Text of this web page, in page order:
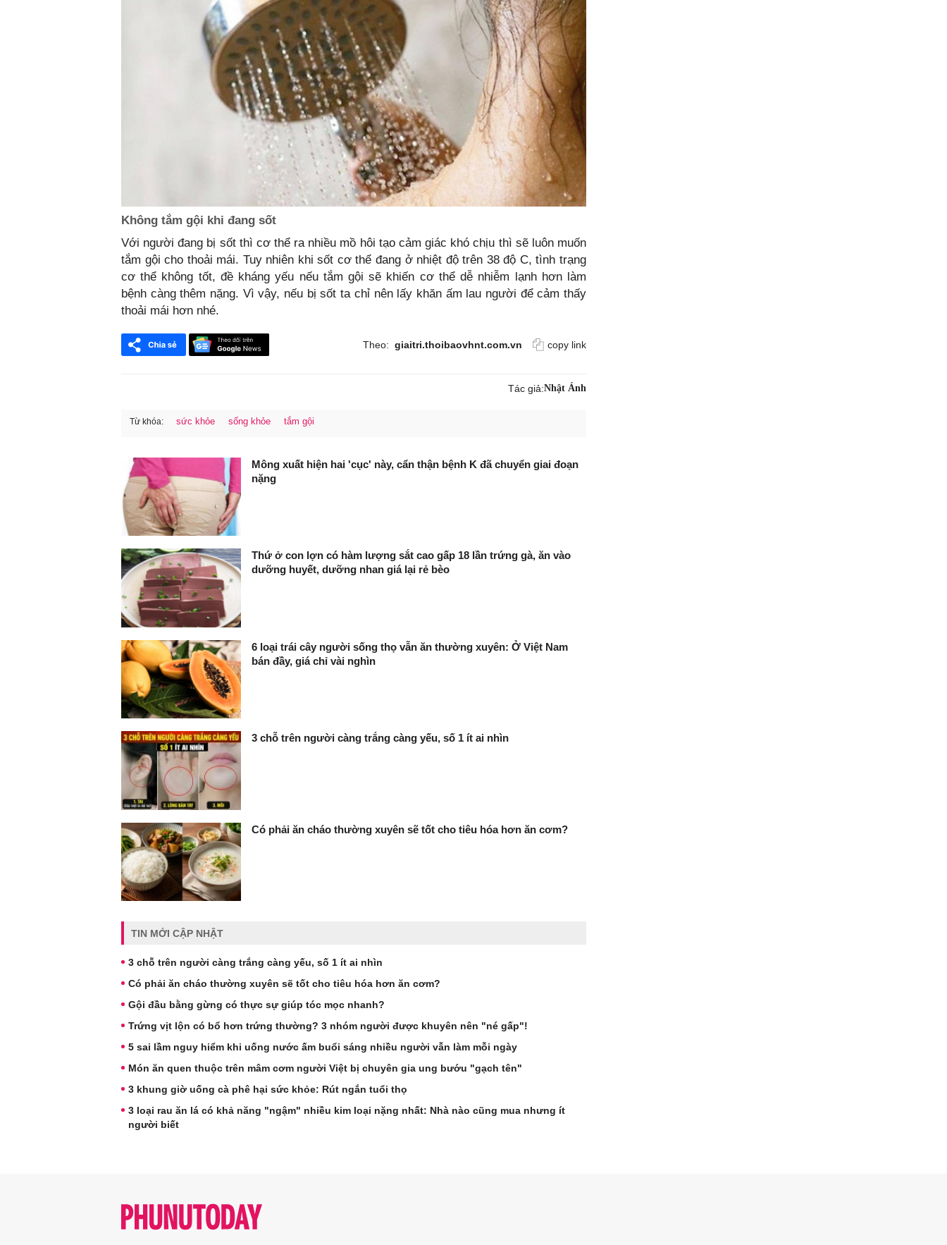
Không tắm gội khi đang sốt
Với người đang bị sốt thì cơ thể ra nhiều mồ hôi tạo cảm giác khó chịu thì sẽ luôn muốn
tắm gội cho thoải mái. Tuy nhiên khi sốt cơ thể đang ở nhiệt độ trên 38 độ C, tình trạng
cơ thể không tốt, đề kháng yếu nếu tắm gội sẽ khiến cơ thể dễ nhiễm lạnh hơn làm
bệnh càng thêm nặng. Vì vậy, nếu bị sốt ta chỉ nên lấy khăn ấm lau người để cảm thấy
thoải mái hơn nhé.
Theo: giaitri.thoibaovhnt.com.vn copy link
Tác giả:Nhật Ánh
Từ khóa: sức khỏe sống khỏe tắm gội
Mông xuất hiện hai 'cục' này, cẩn thận bệnh K đã chuyển giai đoạn
nặng
Thứ ở con lợn có hàm lượng sắt cao gấp 18 lần trứng gà, ăn vào
dưỡng huyết, dưỡng nhan giá lại rẻ bèo
6 loại trái cây người sống thọ vẫn ăn thường xuyên: Ở Việt Nam
bán đầy, giá chỉ vài nghìn
3 chỗ trên người càng trắng càng yếu, số 1 ít ai nhìn
Có phải ăn cháo thường xuyên sẽ tốt cho tiêu hóa hơn ăn cơm?
TIN MỚI CẬP NHẬT
3 chỗ trên người càng trắng càng yếu, số 1 ít ai nhìn
Có phải ăn cháo thường xuyên sẽ tốt cho tiêu hóa hơn ăn cơm?
Gội đầu bằng gừng có thực sự giúp tóc mọc nhanh?
Trứng vịt lộn có bổ hơn trứng thường? 3 nhóm người được khuyên nên "né gấp"!
5 sai lầm nguy hiểm khi uống nước ấm buổi sáng nhiều người vẫn làm mỗi ngày
Món ăn quen thuộc trên mâm cơm người Việt bị chuyên gia ung bướu "gạch tên"
3 khung giờ uống cà phê hại sức khỏe: Rút ngắn tuổi thọ
3 loại rau ăn lá có khả năng "ngậm" nhiều kim loại nặng nhất: Nhà nào cũng mua nhưng ít
người biết